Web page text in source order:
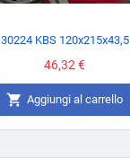
30224 KBS 120x215x43,5
Prezzo
46,32 €
 Aggiungi al carrello